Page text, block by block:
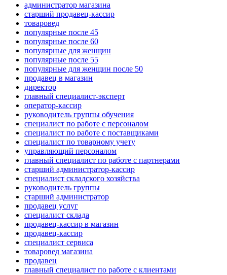
администратор магазина
старший продавец-кассир
товаровед
популярные после 45
популярные после 60
популярные для женщин
популярные после 55
популярные для женщин после 50
продавец в магазин
директор
главный специалист-эксперт
оператор-кассир
руководитель группы обучения
специалист по работе с персоналом
специалист по работе с поставщиками
специалист по товарному учету
управляющий персоналом
главный специалист по работе с партнерами
старший администратор-кассир
специалист складского хозяйства
руководитель группы
старший администратор
продавец услуг
специалист склада
продавец-кассир в магазин
продавец-кассир
специалист сервиса
товаровед магазина
продавец
главный специалист по работе с клиентами